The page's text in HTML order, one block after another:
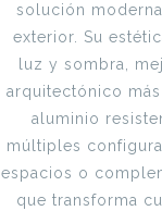
solución
exterior. Su
luz y sombra,
arquitectónico
aluminio
múltiples
espacios o
que transforma